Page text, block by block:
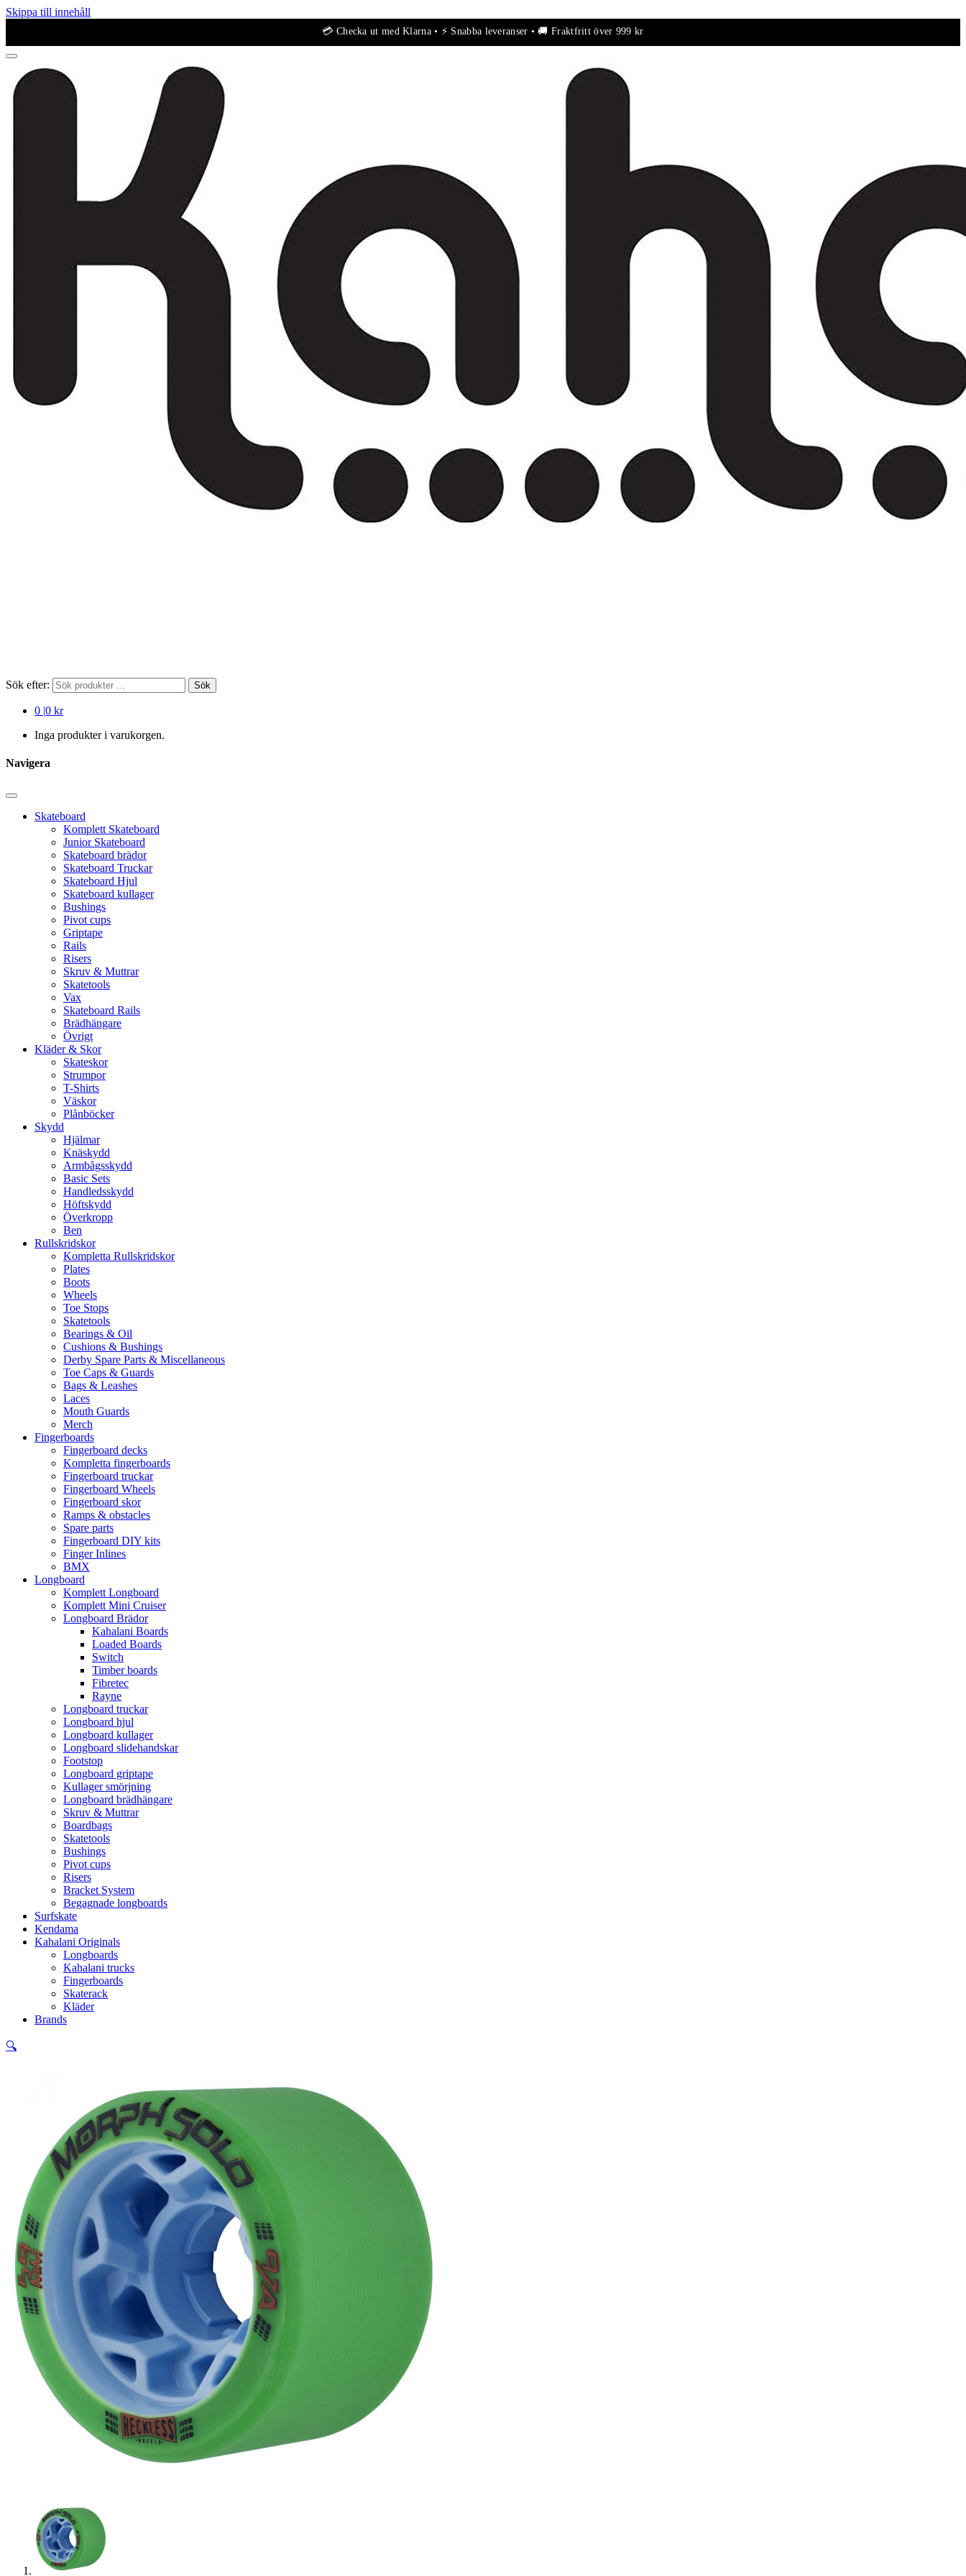
Skippa till innehåll
Sök efter: Sök
0 |0 kr
Inga produkter i varukorgen.
Navigera
Skateboard
Komplett Skateboard
Junior Skateboard
Skateboard brädor
Skateboard Truckar
Skateboard Hjul
Skateboard kullager
Bushings
Pivot cups
Griptape
Rails
Risers
Skruv & Muttrar
Skatetools
Vax
Skateboard Rails
Brädhängare
Övrigt
Kläder & Skor
Skateskor
Strumpor
T-Shirts
Väskor
Plånböcker
Skydd
Hjälmar
Knäskydd
Armbågsskydd
Basic Sets
Handledsskydd
Höftskydd
Överkropp
Ben
Rullskridskor
Kompletta Rullskridskor
Plates
Boots
Wheels
Toe Stops
Skatetools
Bearings & Oil
Cushions & Bushings
Derby Spare Parts & Miscellaneous
Toe Caps & Guards
Bags & Leashes
Laces
Mouth Guards
Merch
Fingerboards
Fingerboard decks
Kompletta fingerboards
Fingerboard truckar
Fingerboard Wheels
Fingerboard skor
Ramps & obstacles
Spare parts
Fingerboard DIY kits
Finger Inlines
BMX
Longboard
Komplett Longboard
Komplett Mini Cruiser
Longboard Brädor
Kahalani Boards
Loaded Boards
Switch
Timber boards
Fibretec
Rayne
Longboard truckar
Longboard hjul
Longboard kullager
Longboard slidehandskar
Footstop
Longboard griptape
Kullager smörjning
Longboard brädhängare
Skruv & Muttrar
Boardbags
Skatetools
Bushings
Pivot cups
Risers
Bracket System
Begagnade longboards
Surfskate
Kendama
Kahalani Originals
Longboards
Kahalani trucks
Fingerboards
Skaterack
Kläder
Brands
🔍